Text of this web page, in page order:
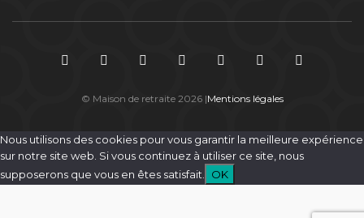
© Maison de retraite 2026 |Mentions légales
Nous utilisons des cookies pour vous garantir la meilleure expérience
sur notre site web. Si vous continuez à utiliser ce site, nous
supposerons que vous en êtes satisfait.
OK